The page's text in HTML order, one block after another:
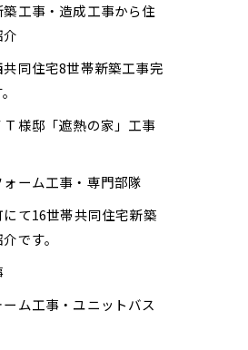
工事・造成工事から住
同住宅8世帯新築工事完
様邸「遮熱の家」工事
ォーム工事・専門部隊
て16世帯共同住宅新築
です。
ム工事・ユニットバス